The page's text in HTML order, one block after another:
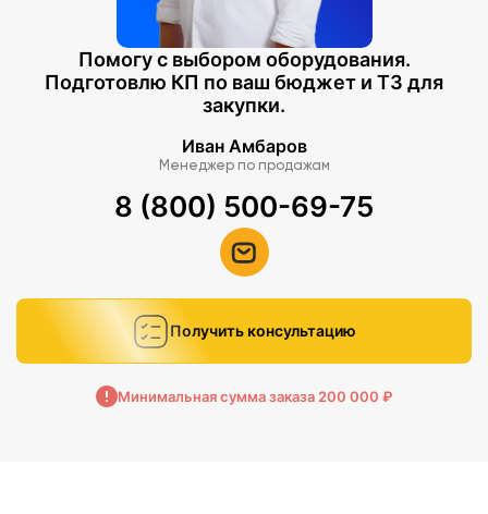
Помогу с выбором оборудования.
Подготовлю КП по ваш бюджет и ТЗ для
закупки.
Иван Амбаров
Менеджер по продажам
8 (800) 500-69-75
Получить консультацию
Минимальная сумма заказа 200 000 ₽